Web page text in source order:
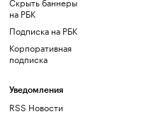
на РБК
Подписка на РБК
Корпоративная
подписка
Уведомления
RSS Новости